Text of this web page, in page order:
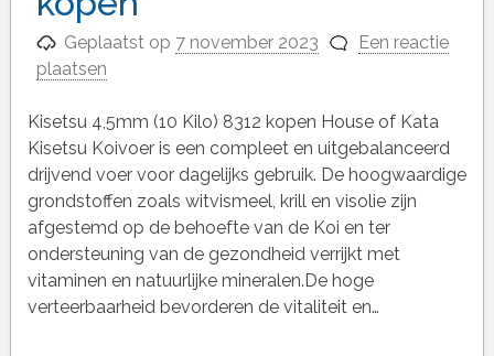
Geplaatst op 7 november 2023
Een reactie
plaatsen
Kisetsu 4,5mm (10 Kilo) 8312 kopen House of Kata
Kisetsu Koivoer is een compleet en uitgebalanceerd
drijvend voer voor dagelijks gebruik. De hoogwaardige
grondstoffen zoals witvismeel, krill en visolie zijn
afgestemd op de behoefte van de Koi en ter
ondersteuning van de gezondheid verrijkt met
vitaminen en natuurlijke mineralen.De hoge
verteerbaarheid bevorderen de vitaliteit en…